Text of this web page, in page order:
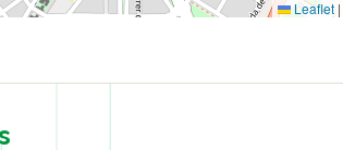
Leaflet |